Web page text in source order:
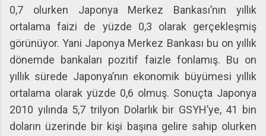
0,7 olurken Japonya Merkez Bankası’nın yıllık
ortalama faizi de yüzde 0,3 olarak gerçekleşmiş
görünüyor. Yani Japonya Merkez Bankası bu on yıllık
dönemde bankaları pozitif faizle fonlamış. Bu on
yıllık sürede Japonya’nın ekonomik büyümesi yıllık
ortalama olarak yüzde 0,6 olmuş. Sonuçta Japonya
2010 yılında 5,7 trilyon Dolarlık bir GSYH’ye, 41 bin
doların üzerinde bir kişi başına gelire sahip olurken